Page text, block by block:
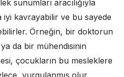
sunumları aracılığıyla
iyi kavrayabilir ve bu sayede
Örneğin, bir doktorun
da bir mühendisinin
çocukların bu mesleklere
vurgulanmış olur.